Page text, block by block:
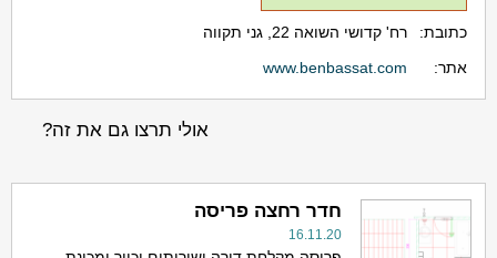
כתובת:
רח' קדושי השואה 22, גני תקווה
אתר:
www.benbassat.com
אולי תרצו גם את זה?
חדר רחצה פריסה
16.11.20